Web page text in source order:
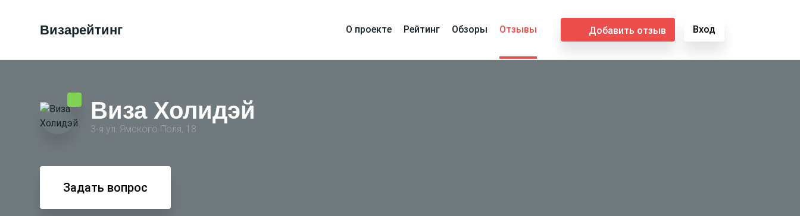
Визарейтинг О проекте Рейтинг Обзоры Отзывы Добавить отзыв Вход
Виза Холидэй
3-я ул. Ямского Поля, 18
Задать вопрос